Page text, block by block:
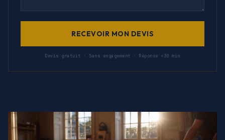
RECEVOIR MON DEVIS
Devis gratuit · Sans engagement · Réponse <30 min